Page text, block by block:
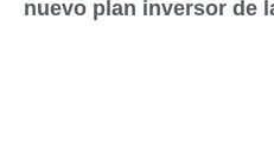
nuevo plan inversor de